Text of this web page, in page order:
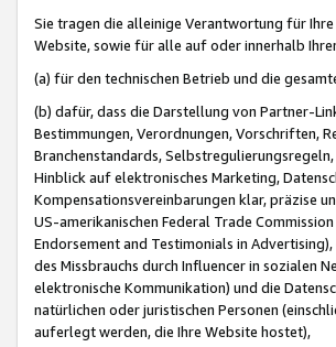
Sie tragen die alleinige Verantwortung für
Website, sowie für alle auf oder innerhalb
(a) für den technischen Betrieb und die
(b) dafür, dass die Darstellung von Partner-
Bestimmungen, Verordnungen, Vorschriften,
Branchenstandards,
Hinblick auf elektronisches Marketing,
Kompensationsvereinbarungen klar, präzise
US-amerikanischen Federal Trade
Endorsement and Testimonials in
des Missbrauchs durch Influencer in sozialen
elektronische Kommunikation) und die
natürlichen oder juristischen Personen
auferlegt werden, die Ihre Website hostet),